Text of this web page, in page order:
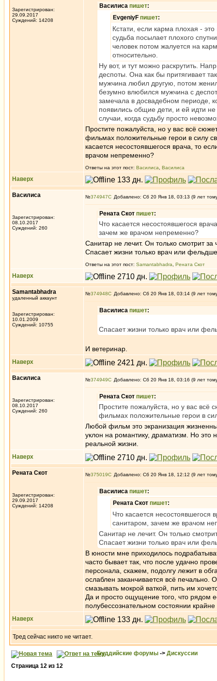
Зарегистрирован:
29.09.2017
Суждений: 14208
Василиса пишет:
EvgeniyF пишет:
Кстати, если карма плохая -
судьба посылает плохого
человек потом жалуется на
относительно.
Ну вот, и тут можно раскрутить.
деспоты. Она как бы притягивает
мужчина любил другую, потом
безумно влюбился мужчина с
замечала в досвадебном периоде,
появились общие дети, и ей идти не
случаи, когда судьбу просто
Простите пожалуйста, но у вас всё
фильмах положительные герои в силу
касается несостоявшегося врача, то
врачом непременно?
Ответы на этот пост: Василиса Василиса
Наверх
Василиса
Зарегистрирован:
08.10.2017
Суждений: 260
№374947 Добавлено: Сб 20 Янв 18, 03:13 (9 лет
Рената Скот пишет:
Что касается несостоявшегося
зачем же врачом непременно?
Санитар не лечит. Он только смотрит за
Спасает жизни только врач или
Ответы на этот пост: Samantabhadra Рената Скот
Наверх
Samantabhadra
удаленный аккаунт
Зарегистрирован:
10.01.2009
Суждений: 10755
№374948 Добавлено: Сб 20 Янв 18, 03:14 (9 лет
Василиса пишет:
Спасает жизни только врач или
И ветеринар.
Наверх
Василиса
Зарегистрирован:
08.10.2017
Суждений: 260
№374949 Добавлено: Сб 20 Янв 18, 03:16 (9 лет
Рената Скот пишет:
Простите пожалуйста, но у вас всё
фильмах положительные герои в
Любой фильм это экранизация
уклон на романтику, драматизм. Но это
реальной жизни.
Наверх
Рената Скот
Зарегистрирован:
29.09.2017
Суждений: 14208
№375019 Добавлено: Сб 20 Янв 18, 12:12 (9 лет
Василиса пишет:
Рената Скот пишет:
Что касается
санитаром, зачем же врачом
Санитар не лечит. Он только
Спасает жизни только врач или
В юности мне приходилось
часто бывает так, что после удачно
персонала, скажем, подолгу лежит в
ослаблен заканчивается всё печально.
смазывать мокрой ваткой, пить им
Да и просто ощущение того, что рядом
полубессознательном состоянии
Наверх
Тред сейчас никто не читает.
Буддийские форумы -> Дискуссии
Страница 12 из 12